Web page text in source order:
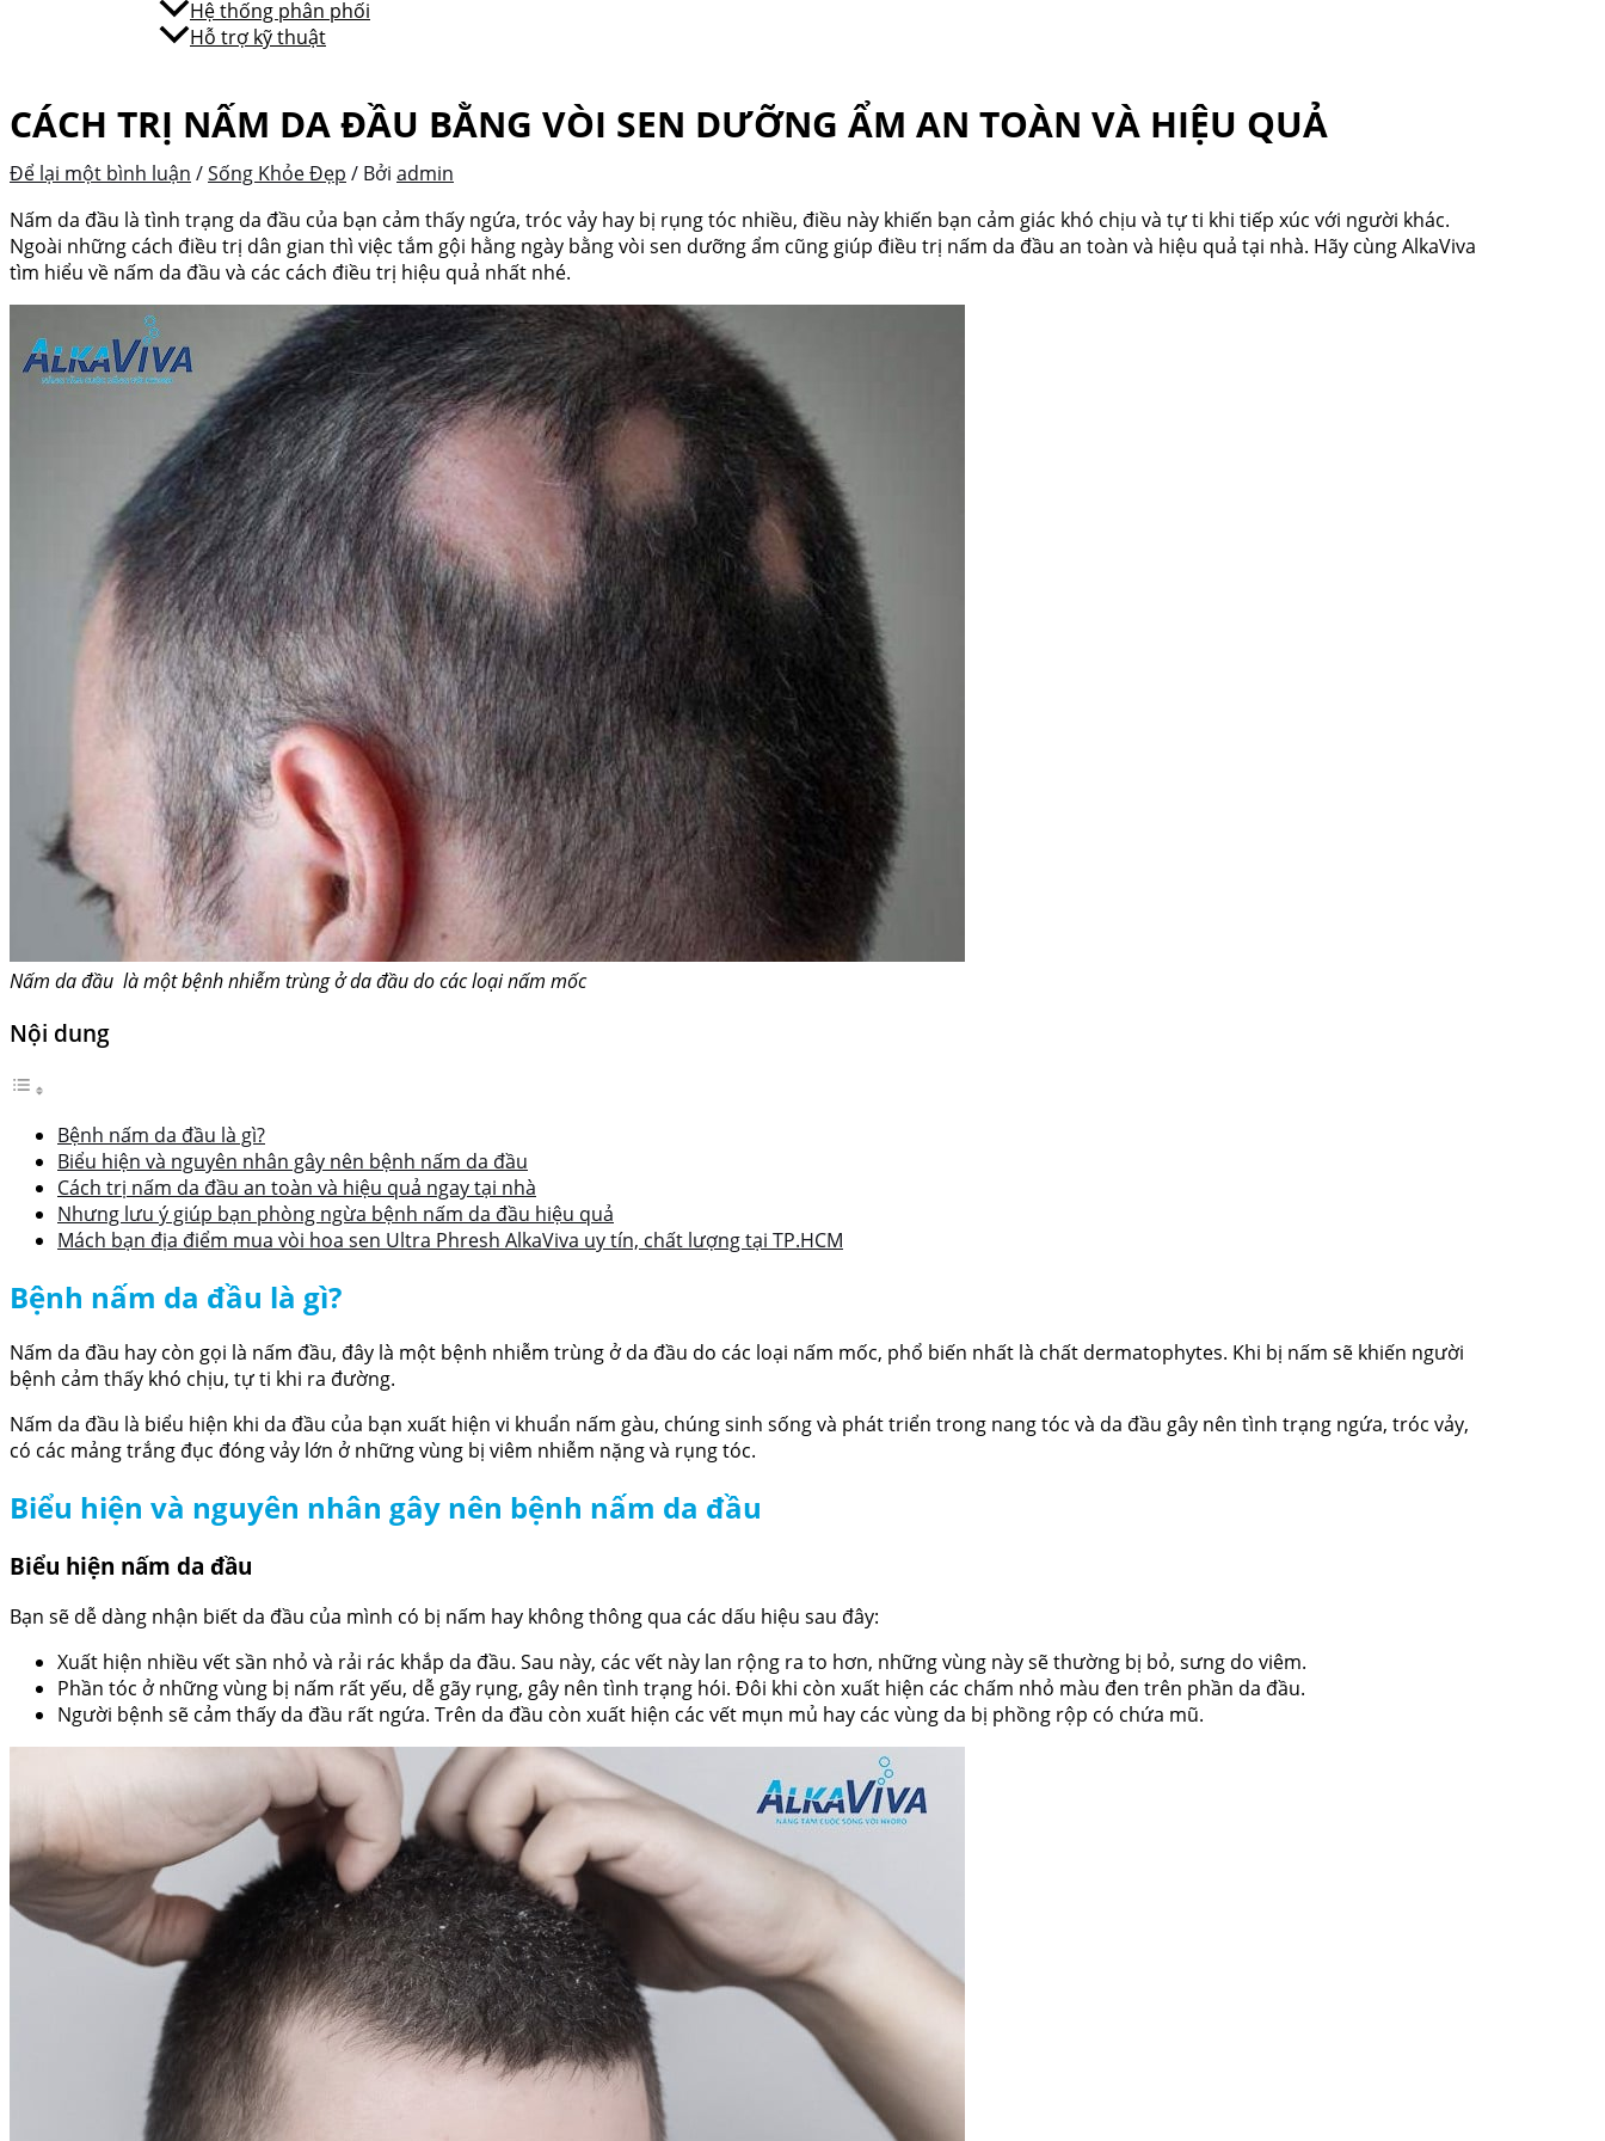
Hệ thống phân phối
Hỗ trợ kỹ thuật
CÁCH TRỊ NẤM DA ĐẦU BẰNG VÒI SEN DƯỠNG ẨM AN TOÀN VÀ HIỆU QUẢ
Để lại một bình luận /Sống Khỏe Đẹp / Bởi admin
Nấm da đầu là tình trạng da đầu của bạn cảm thấy ngứa, tróc vảy hay bị rụng tóc nhiều, điều này khiến bạn cảm giác khó chịu và tự ti khi tiếp xúc với người khác.
Ngoài những cách điều trị dân gian thì việc tắm gội hằng ngày bằng vòi sen dưỡng ẩm cũng giúp điều trị nấm da đầu an toàn và hiệu quả tại nhà. Hãy cùng AlkaViva
tìm hiểu về nấm da đầu và các cách điều trị hiệu quả nhất nhé.
Nấm da đầu là một bệnh nhiễm trùng ở da đầu do các loại nấm mốc
Nội dung
Bệnh nấm da đầu là gì?
Biểu hiện và nguyên nhân gây nên bệnh nấm da đầu
Cách trị nấm da đầu an toàn và hiệu quả ngay tại nhà
Nhưng lưu ý giúp bạn phòng ngừa bệnh nấm da đầu hiệu quả
Mách bạn địa điểm mua vòi hoa sen Ultra Phresh AlkaViva uy tín, chất lượng tại TP.HCM
Bệnh nấm da đầu là gì?
Nấm da đầu hay còn gọi là nấm đầu, đây là một bệnh nhiễm trùng ở da đầu do các loại nấm mốc, phổ biến nhất là chất dermatophytes. Khi bị nấm sẽ khiến người
bệnh cảm thấy khó chịu, tự ti khi ra đường.
Nấm da đầu là biểu hiện khi da đầu của bạn xuất hiện vi khuẩn nấm gàu, chúng sinh sống và phát triển trong nang tóc và da đầu gây nên tình trạng ngứa, tróc vảy,
có các mảng trắng đục đóng vảy lớn ở những vùng bị viêm nhiễm nặng và rụng tóc.
Biểu hiện và nguyên nhân gây nên bệnh nấm da đầu
Biểu hiện nấm da đầu
Bạn sẽ dễ dàng nhận biết da đầu của mình có bị nấm hay không thông qua các dấu hiệu sau đây:
Xuất hiện nhiều vết sần nhỏ và rải rác khắp da đầu. Sau này, các vết này lan rộng ra to hơn, những vùng này sẽ thường bị bỏ, sưng do viêm.
Phần tóc ở những vùng bị nấm rất yếu, dễ gãy rụng, gây nên tình trạng hói. Đôi khi còn xuất hiện các chấm nhỏ màu đen trên phần da đầu.
Người bệnh sẽ cảm thấy da đầu rất ngứa. Trên da đầu còn xuất hiện các vết mụn mủ hay các vùng da bị phồng rộp có chứa mũ.